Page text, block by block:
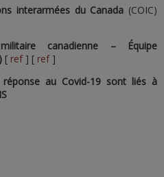
interarmées du Canada (COIC)
canadienne – Équipe
[ ref] [ ref]
au Covid-19 sont liés à